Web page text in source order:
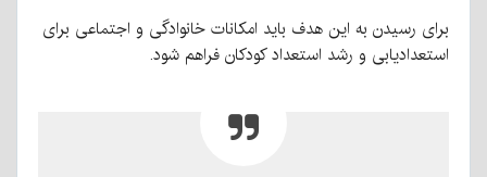
برای رسیدن به این هدف باید امکانات خانوادگی و اجتماعی برای
استعدادیابی و رشد استعداد کودکان فراهم شود.